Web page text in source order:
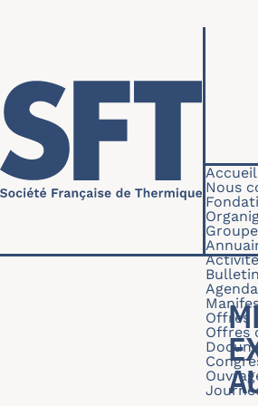
Accueil
Nous
Offres
Offres